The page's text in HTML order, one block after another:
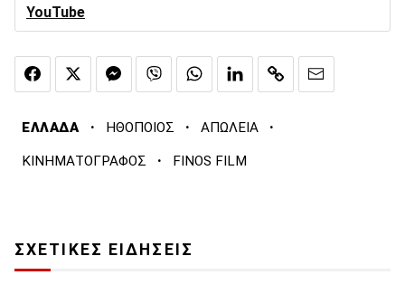
YouTube
ΕΛΛΑΔΑ · ΗΘΟΠΟΙΟΣ · ΑΠΩΛΕΙΑ ·
ΚΙΝΗΜΑΤΟΓΡΑΦΟΣ · FINOS FILM
ΣΧΕΤΙΚΕΣ ΕΙΔΗΣΕΙΣ